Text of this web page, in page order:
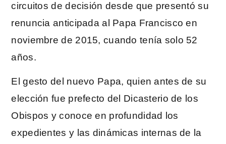
circuitos de decisión desde que presentó su
renuncia anticipada al Papa Francisco en
noviembre de 2015, cuando tenía solo 52
años.
El gesto del nuevo Papa, quien antes de su
elección fue prefecto del Dicasterio de los
Obispos y conoce en profundidad los
expedientes y las dinámicas internas de la